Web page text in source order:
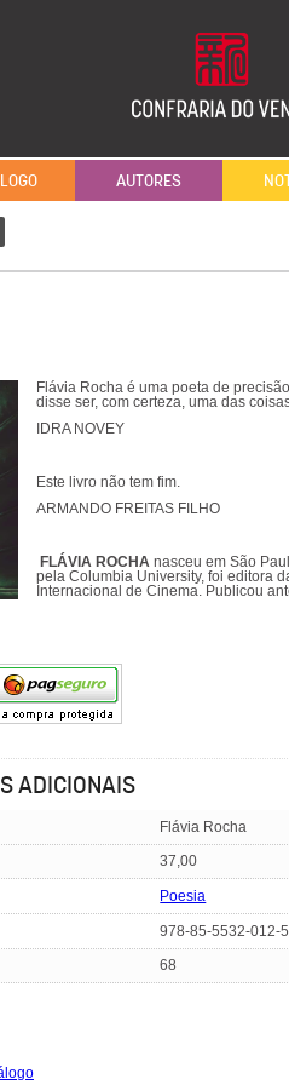
AUTORES
Flávia Rocha é uma poeta de
disse ser, com certeza, uma das
IDRA NOVEY
Este livro não tem fim.
ARMANDO FREITAS FILHO
FLÁVIA ROCHA nasceu em São
pela Columbia University, foi editora
Internacional de Cinema. Publicou
ADICIONAIS
Flávia Rocha
37,00
Poesia
978-85-5532-012-5
68